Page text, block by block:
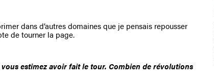
dans d’autres domaines que je pensais repousser
de tourner la page.
estimez avoir fait le tour. Combien de révolutions